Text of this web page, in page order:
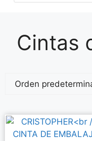
Cintas